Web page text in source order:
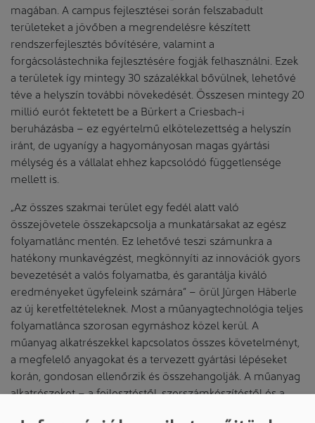
magában. A campus fejlesztései során felszabadult
területeket a jövőben a megrendelésre készített
rendszerfejlesztés bővítésére, valamint a
forgácsolástechnika fejlesztésére fogják felhasználni. Ezek
a területek így mintegy 30 százalékkal bővülnek, lehetővé
téve a helyszín további növekedését. Összesen mintegy 20
millió eurót fektetett be a Bürkert a Criesbach-i
beruházásba – ez egyértelmű elkötelezettség a helyszín
iránt, de ugyanígy a hagyományosan magas gyártási
mélység és a vállalat ehhez kapcsolódó függetlensége
mellett is.
„Az összes szakmai terület egy fedél alatt való
összejövetele összekapcsolja a munkatársakat az egész
folyamatlánc mentén. Ez lehetővé teszi számunkra a
hatékony munkavégzést, megkönnyíti az innovációk gyors
bevezetését a valós folyamatba, és garantálja kiváló
eredményeket ügyfeleink számára” – örül Jürgen Häberle
az új keretfeltételeknek. Most a műanyagtechnológia teljes
folyamatlánca szorosan egymáshoz közel kerül. A
műanyag alkatrészekkel kapcsolatos összes követelményt,
a megfelelő anyagokat és a tervezett gyártási lépéseket
korán, gondosan ellenőrzik és összehangolják. A műanyag
alkatrészeket – a fejlesztéstől, szerszámkészítéstől és a